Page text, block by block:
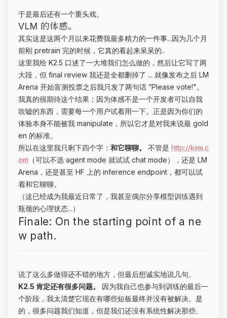
于是最后还有一个重头戏。
VLM 的体感。
其实这是这两个月以来花费我最多精力的一件事...因为几个月
前刚 pretrain 完的时候，它真的看起来呆呆的..
这里我给 K2.5 口述了一大堆我们怎么做的，然后让它写了两
大段，但 final review 我还是全都删掉了 ... 就像发布之后 LM
Arena 开始盲测投票之后我只发了两句话 ”Please vote!"。
我真的很期待这个结果；因为体感不是一个开发者可以自我
吹嘘的东西，需要每一个用户试着用一下。正是因为你们的
体验本身不能被我 manipulate，所以它才是对我来说最 gold
en 的标准。
所以在这里我只剩下四个字： 和它聊聊。 不管是 http://kimi.c
om （可以不选 agent mode 就试试 chat mode），还是 LM
Arena，还是甚至 HF 上的 inference endpoint，都可以试
着和它聊聊。
（这已经成为我最近日常了，我甚至偶尔分享模型训练遇到
瓶颈的心理状态...）
Finale: On the starting point of a ne
w path.
说了这么多做得还不错的地方，但最后想诚实地说几句。
K2.5 肯定还有很多问题。
因为我自己也参与到训练的最后一
个阶段，我太清楚它现在有哪些短板最终并没有被解决。是
的，很多问题我们知道，但是我们还没有系统性解决那些、